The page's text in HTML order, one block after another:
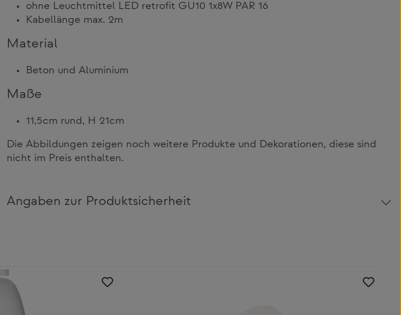
ohne Leuchtmittel LED retrofit GU10 1x8W PAR 16
Kabellänge max. 2m
Material
Beton und Aluminium
Maße
11,5cm rund, H 21cm
Die Abbildungen zeigen noch weitere Produkte und Dekorationen, diese sind
nicht im Preis enthalten.
Angaben zur Produktsicherheit